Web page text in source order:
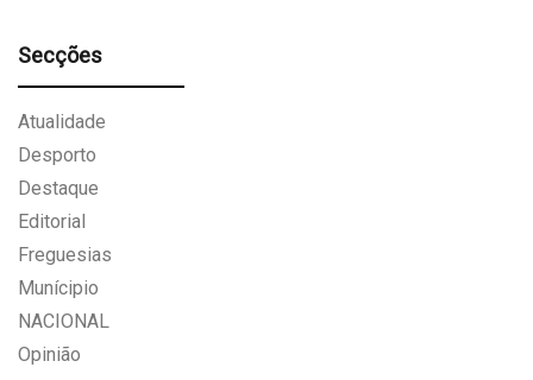
Secções
Atualidade
Desporto
Destaque
Editorial
Freguesias
Munícipio
NACIONAL
Opinião